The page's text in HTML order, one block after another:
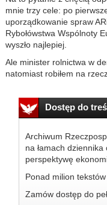
mnie trzy cele: po
uporządkowanie spraw
Rybołówstwa Wspólnoty
wyszło najlepiej.
Ale minister rolnictwa w
natomiast robiłem na
Dostęp do
Archiwum
na łamach
perspektywę
Ponad milion
Zamów dostęp do